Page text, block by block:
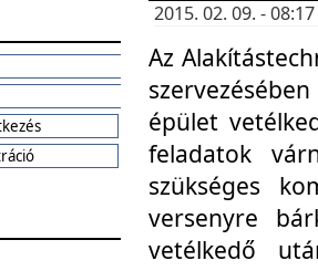
2015. 02. 09. -
Az
épület
feladatok
szükséges
versenyre
vetélkedő